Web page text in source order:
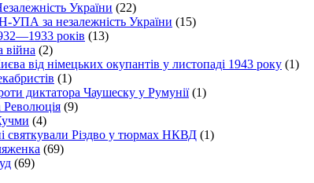
України (22)
УПА за незалежність України (15)
років (13)
війна (2)
від німецьких окупантів у листопаді 1943 року (1)
(1)
диктатора Чаушеску у Румунії(1)
(9)
(4)
святкували Різдво у тюрмах НКВД (1)
(69)
(69)